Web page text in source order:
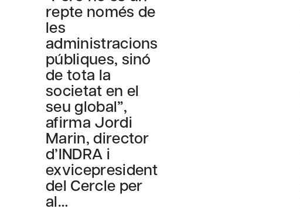
repte només de
les
administracions
públiques, sinó
de tota la
societat en el
seu global”,
afirma Jordi
Marin, director
d’INDRA i
exvicepresident
del Cercle per
al…